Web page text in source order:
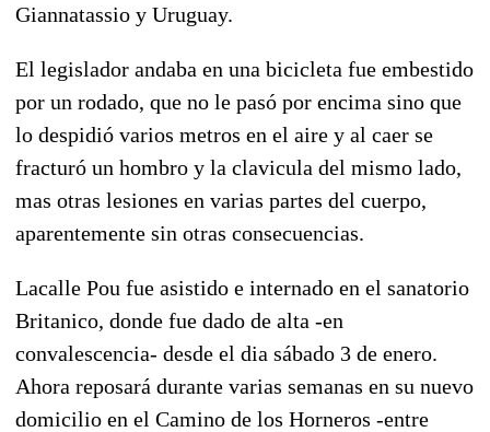
Giannatassio y Uruguay.
El legislador andaba en una bicicleta fue embestido
por un rodado, que no le pasó por encima sino que
lo despidió varios metros en el aire y al caer se
fracturó un hombro y la clavicula del mismo lado,
mas otras lesiones en varias partes del cuerpo,
aparentemente sin otras consecuencias.
Lacalle Pou fue asistido e internado en el sanatorio
Britanico, donde fue dado de alta -en
convalescencia- desde el dia sábado 3 de enero.
Ahora reposará durante varias semanas en su nuevo
domicilio en el Camino de los Horneros -entre